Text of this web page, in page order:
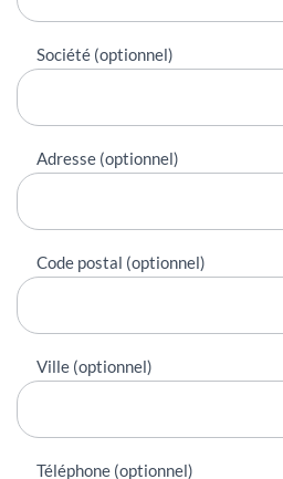
Société (optionnel)
Adresse (optionnel)
Code postal (optionnel)
Ville (optionnel)
Téléphone (optionnel)